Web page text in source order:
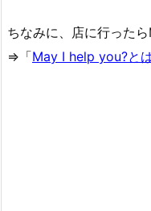
ちなみに、店に行った
⇒「May I help you?と